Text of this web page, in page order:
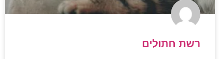
רשת חתולים